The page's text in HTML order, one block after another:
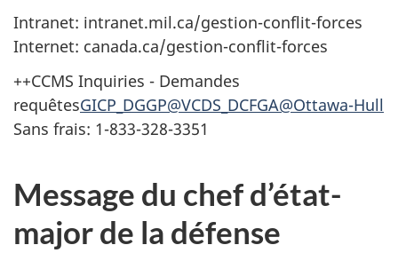
Intranet: intranet.mil.ca/gestion-conflit-forces
Internet: canada.ca/gestion-conflit-forces
++CCMS Inquiries - Demandes
requêtesGICP_DGGP@VCDS_DCFGA@Ottawa-Hull
Sans frais: 1-833-328-3351
Message du chef d’état-
major de la défense